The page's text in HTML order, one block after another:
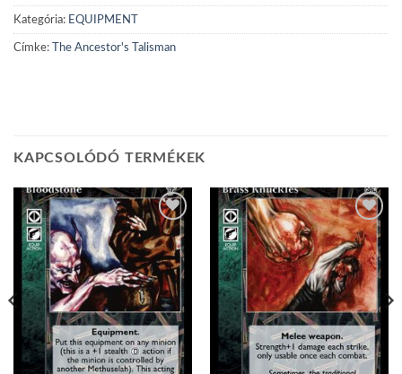
Kategória: EQUIPMENT
Címke: The Ancestor's Talisman
KAPCSOLÓDÓ TERMÉKEK
Add to
wishlist
Add to
wishlist